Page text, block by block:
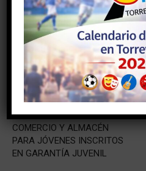
Facebook Twitter
Artículo anterior
JUVENTUD ORGANIZA UN
CURSO DE AUXILIAR DE
COMERCIO Y ALMACÉN
PARA JÓVENES INSCRITOS
EN GARANTÍA JUVENIL